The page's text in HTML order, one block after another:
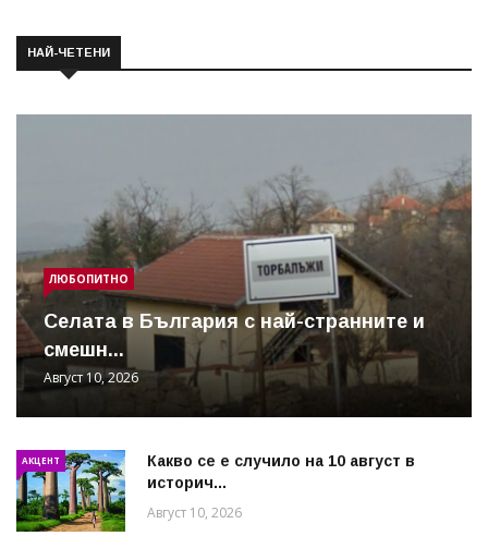
НАЙ-ЧЕТЕНИ
ЛЮБОПИТНО
Cелата в България с най-странните и
смешн...
Август 10, 2026
АКЦЕНТ
Какво се е случило на 10 август в
историч...
Август 10, 2026